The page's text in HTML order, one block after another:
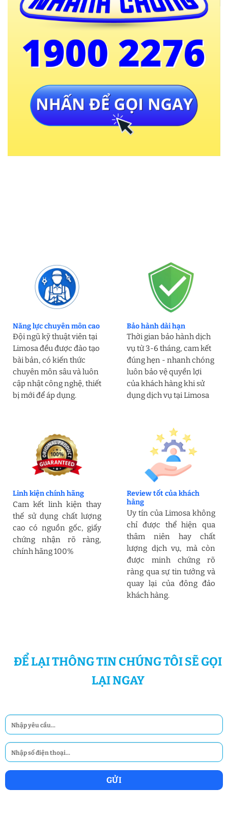
Năng lực chuyên môn cao
Đội ngũ kỹ thuật viên tại
Limosa đều được đào tạo
bài bản, có kiến thức
chuyên môn sâu và luôn
cập nhật công nghệ, thiết
bị mới để áp dụng.
Bảo hành dài hạn
Thời gian bảo hành dịch
vụ từ 3-6 tháng, cam kết
đúng hẹn - nhanh chóng
luôn bảo vệ quyền lợi
của khách hàng khi sử
dụng dịch vụ tại Limosa
Linh kiện chính hãng
Cam kết linh kiện thay
thế sử dụng chất lượng
cao có nguồn gốc, giấy
chứng nhận rõ ràng,
chính hãng 100%
Review tốt của khách
hàng
Uy tín của Limosa không
chỉ được thể hiện qua
thâm niên hay chất
lượng dịch vụ, mà còn
được minh chứng rõ
ràng qua sự tin tưởng và
quay lại của đông đảo
khách hàng.
ĐỂ LẠI THÔNG TIN CHÚNG TÔI SẼ GỌI
LẠI NGAY